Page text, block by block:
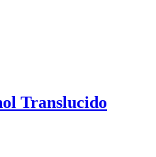
Translucido